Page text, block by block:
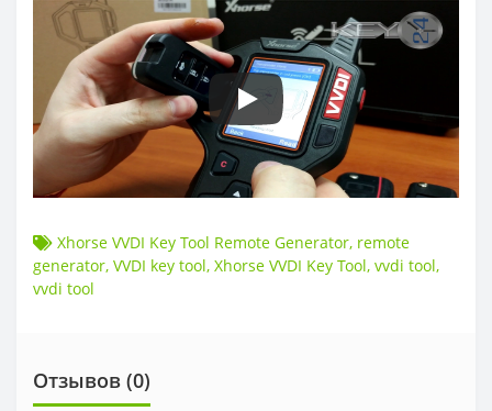
Xhorse VVDI Key Tool Remote Generator, remote
generator, VVDI key tool, Xhorse VVDI Key Tool, vvdi tool,
vvdi tool
Отзывов (0)